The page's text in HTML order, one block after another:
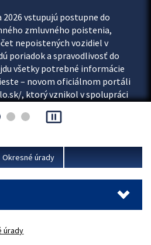
2026 vstupujú postupne do
zmluvného poistenia,
nepoistených vozidiel v
poriadok a spravodlivosť do
všetky potrebné informácie
– novom oficiálnom portáli
, ktorý vznikol v spolupráci
a Ministerstva vnútra SR.
pause_presentation
Okresné úrady
úrady